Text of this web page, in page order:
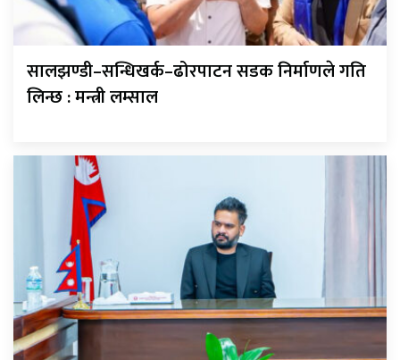
सालझण्डी–सन्धिखर्क–ढोरपाटन सडक निर्माणले गति
लिन्छ : मन्त्री लम्साल